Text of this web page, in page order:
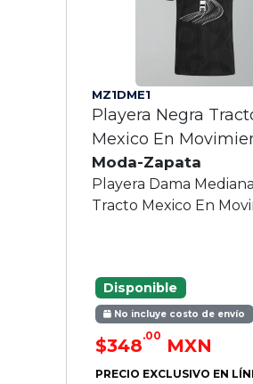
MZ1DME1
Playera Negra
Mexico En
Moda-Zapata
Playera Dama
Tracto Mexico En
Disponible
No incluye costo de envío
$348.00 MXN
PRECIO EXCLUSIVO EN